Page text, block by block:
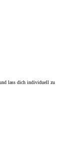
lass dich individuell zu